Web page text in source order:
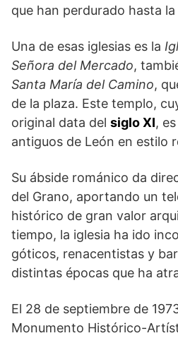
que han perdurado hasta
Una de esas iglesias es la
Señora del Mercado,
Santa María del Camino,
de la plaza. Este templo,
original data del siglo XI,
antiguos de León en estilo
Su ábside románico da
del Grano, aportando un
histórico de gran valor
tiempo, la iglesia ha ido
góticos, renacentistas y
distintas épocas que ha
El 28 de septiembre de
Monumento Histórico-